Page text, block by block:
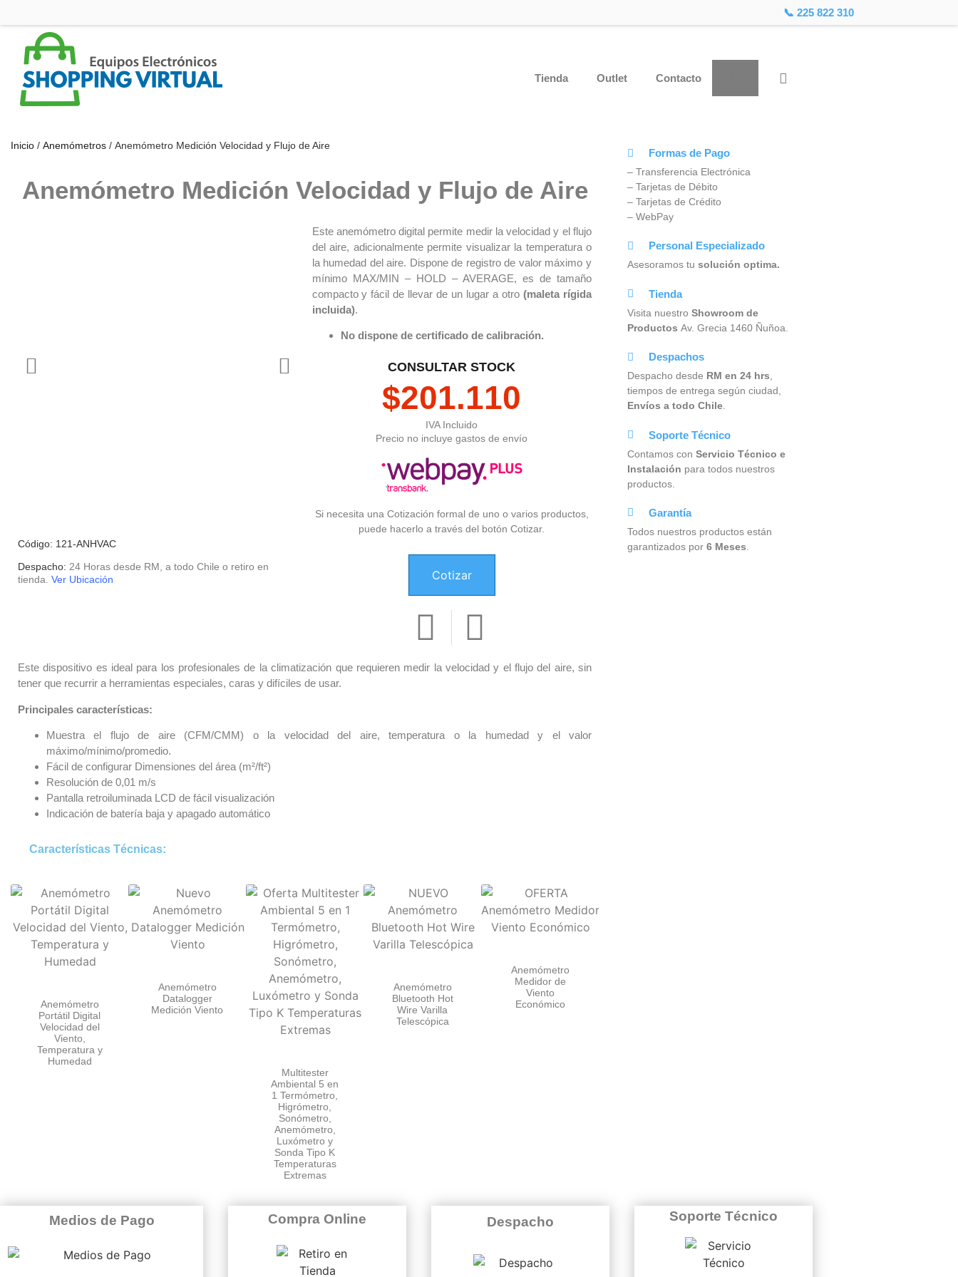
📞 225 822 310
Tienda Outlet Contacto
Inicio / Anemómetros / Anemómetro Medición Velocidad y Flujo de Aire
Anemómetro Medición Velocidad y Flujo de Aire
Código: 121-ANHVAC
Despacho: 24 Horas desde RM, a todo Chile o retiro en
tienda. Ver Ubicación
Este anemómetro digital permite medir la velocidad y el flujo
del aire, adicionalmente permite visualizar la temperatura o
la humedad del aire. Dispone de registro de valor máximo y
mínimo MAX/MIN – HOLD – AVERAGE, es de tamaño
compacto y fácil de llevar de un lugar a otro(maleta rígida
incluida).
No dispone de certificado de calibración.
CONSULTAR STOCK
$201.110
IVA Incluido
Precio no incluye gastos de envío
Si necesita una Cotización formal de uno o varios productos,
puede hacerlo a través del botón Cotizar.
Cotizar
Este dispositivo es ideal para los profesionales de la climatización que requieren medir la velocidad y el flujo del aire, sin
tener que recurrir a herramientas especiales, caras y difíciles de usar.
Principales características:
Muestra el flujo de aire (CFM/CMM) o la velocidad del aire, temperatura o la humedad y el valor
máximo/mínimo/promedio.
Fácil de configurar Dimensiones del área (m²/ft²)
Resolución de 0,01 m/s
Pantalla retroiluminada LCD de fácil visualización
Indicación de batería baja y apagado automático
Características Técnicas:
Anemómetro
Portátil Digital
Velocidad del
Viento,
Temperatura y
Humedad
Anemómetro
Datalogger
Medición Viento
Multitester
Ambiental 5 en
1 Termómetro,
Higrómetro,
Sonómetro,
Anemómetro,
Luxómetro y
Sonda Tipo K
Temperaturas
Extremas
Anemómetro
Bluetooth Hot
Wire Varilla
Telescópica
Anemómetro
Medidor de
Viento
Económico
Formas de Pago
– Transferencia Electrónica
– Tarjetas de Débito
– Tarjetas de Crédito
– WebPay
Personal Especializado
Asesoramos tu solución optima.
Tienda
Visita nuestro Showroom de
Productos Av. Grecia 1460 Ñuñoa.
Despachos
Despacho desde RM en 24 hrs
tiempos de entrega según ciudad,
Envíos a todo Chile
Soporte Técnico
Contamos con Servicio Técnico e
Instalación para todos nuestros
productos.
Garantía
Todos nuestros productos están
garantizados por 6 Meses
Medios de Pago Compra Online Despacho Soporte Técnico